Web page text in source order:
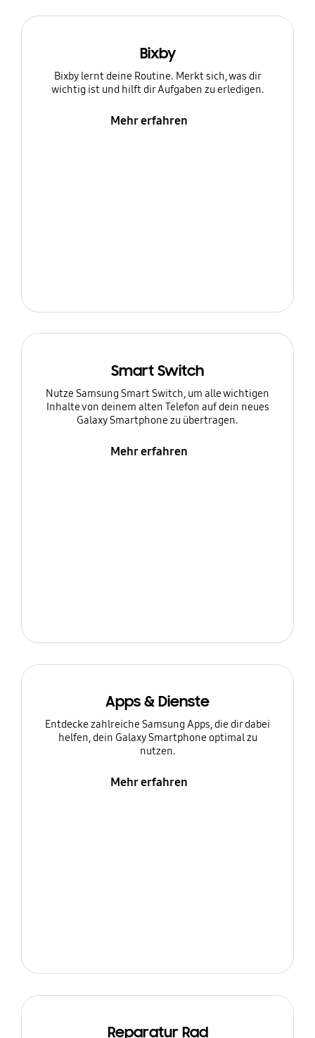
Bixby
Bixby lernt deine Routine. Merkt sich, was dir
wichtig ist und hilft dir Aufgaben zu erledigen.
Mehr erfahren
Smart Switch
Nutze Samsung Smart Switch, um alle wichtigen
Inhalte von deinem alten Telefon auf dein neues
Galaxy Smartphone zu übertragen.
Mehr erfahren
Apps & Dienste
Entdecke zahlreiche Samsung Apps, die dir dabei
helfen, dein Galaxy Smartphone optimal zu
nutzen.
Mehr erfahren
Reparatur Rad